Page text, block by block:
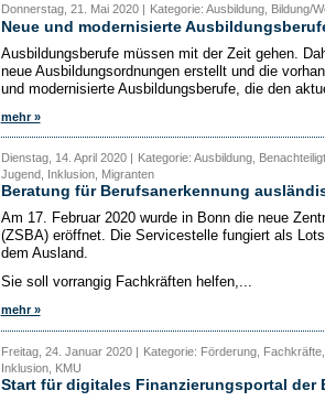
Donnerstag, 21. Mai 2020 | Kategorie: Ausbildung, Bildung/
Neue und modernisierte
Ausbildungsberufe müssen mit der Zeit gehen.
neue Ausbildungsordnungen erstellt und die
und modernisierte Ausbildungsberufe, die den
mehr »
Dienstag, 14. April 2020 | Kategorie: Ausbildung,
Jugend, Inklusion, Migranten
Beratung für Berufsanerkennung
Am 17. Februar 2020 wurde in Bonn die neue
(ZSBA) eröffnet. Die Servicestelle fungiert als
dem Ausland.
Sie soll vorrangig Fachkräften helfen,...
mehr »
Freitag, 24. Januar 2020 | Kategorie: Förderung,
Inklusion, KMU
Start für digitales Finanzierungsportal der